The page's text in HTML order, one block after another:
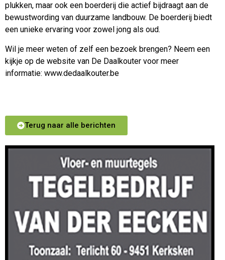
plukken, maar ook een boerderij die actief bijdraagt aan de
bewustwording van duurzame landbouw. De boerderij biedt
een unieke ervaring voor zowel jong als oud.
Wil je meer weten of zelf een bezoek brengen? Neem een
kijkje op de website van De Daalkouter voor meer
informatie: www.dedaalkouter.be
Terug naar alle berichten